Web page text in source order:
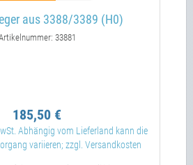
aus 3388/3389 (H0)
33881
185,50 €
Abhängig vom Lieferland kann die
variieren; zzgl. Versandkosten